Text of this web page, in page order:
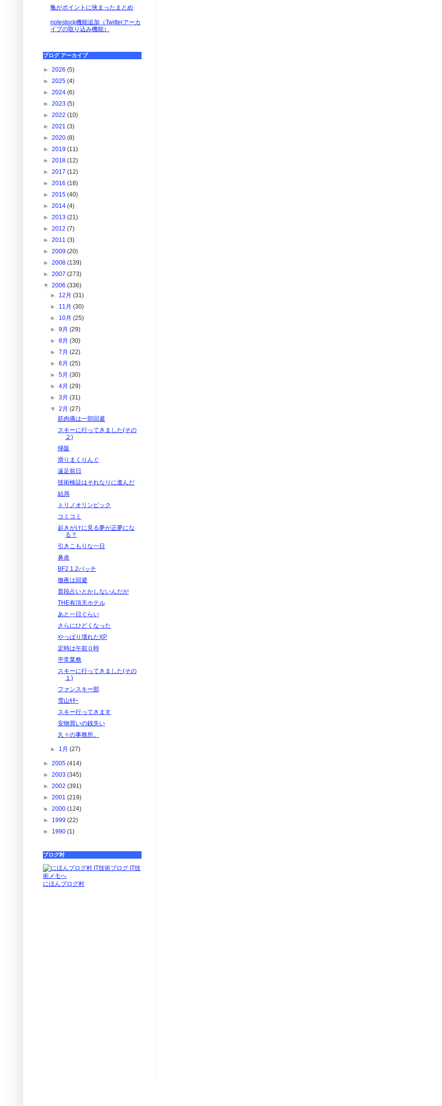
亀がポイントに挟まったまとめ
notestock機能追加（Twitterアーカ
イブの取り込み機能）
ブログ アーカイブ
► 2026 (5)
► 2025 (4)
► 2024 (6)
► 2023 (5)
► 2022 (10)
► 2021 (3)
► 2020 (8)
► 2019 (11)
► 2018 (12)
► 2017 (12)
► 2016 (18)
► 2015 (40)
► 2014 (4)
► 2013 (21)
► 2012 (7)
► 2011 (3)
► 2009 (20)
► 2008 (139)
► 2007 (273)
▼ 2006 (336)
► 12月(31)
► 11月(30)
► 10月(25)
►9月(29)
►8月(30)
►7月(22)
►6月(25)
►5月(30)
►4月(29)
►3月(31)
▼2月(27)
筋肉痛は一部回避
スキーに行ってきました(その
２)
帰阪
滑りまくりんぐ
遠足前日
技術検証はそれなりに進んだ
結局
トリノオリンピック
コミコミ
起きがけに見る夢が正夢にな
る？
引きこもりな一日
鼻炎
BF2 1.2パッチ
徹夜は回避
普段占いとかしないんだが
THE有頂天ホテル
あと一日ぐらい
さらにひどくなった
やっぱり壊れたXP
定時は午前０時
平常業務
スキーに行ってきました(その
１)
ファンスキー部
雪山ｷﾀｰ
スキー行ってきます
安物買いの銭失い
久々の事務所。
► 1月(27)
► 2005 (414)
► 2003 (345)
► 2002 (391)
► 2001 (219)
► 2000 (124)
► 1999 (22)
► 1990 (1)
ブログ村
にほんブログ村